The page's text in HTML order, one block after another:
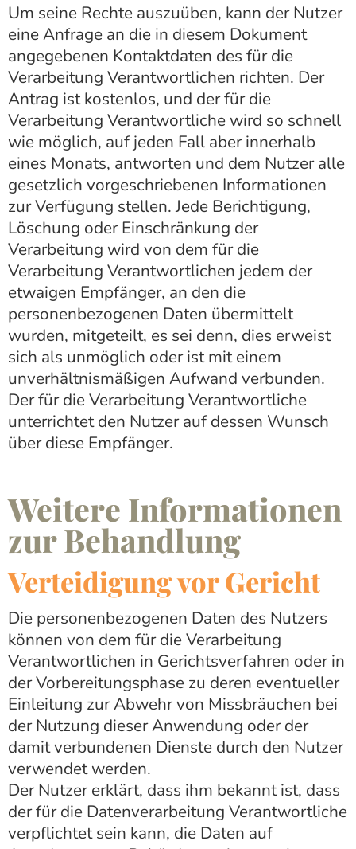
Um seine Rechte auszuüben, kann der Nutzer
eine Anfrage an die in diesem Dokument
angegebenen Kontaktdaten des für die
Verarbeitung Verantwortlichen richten. Der
Antrag ist kostenlos, und der für die
Verarbeitung Verantwortliche wird so schnell
wie möglich, auf jeden Fall aber innerhalb
eines Monats, antworten und dem Nutzer alle
gesetzlich vorgeschriebenen Informationen
zur Verfügung stellen. Jede Berichtigung,
Löschung oder Einschränkung der
Verarbeitung wird von dem für die
Verarbeitung Verantwortlichen jedem der
etwaigen Empfänger, an den die
personenbezogenen Daten übermittelt
wurden, mitgeteilt, es sei denn, dies erweist
sich als unmöglich oder ist mit einem
unverhältnismäßigen Aufwand verbunden.
Der für die Verarbeitung Verantwortliche
unterrichtet den Nutzer auf dessen Wunsch
über diese Empfänger.
Weitere Informationen
zur Behandlung
Verteidigung vor Gericht
Die personenbezogenen Daten des Nutzers
können von dem für die Verarbeitung
Verantwortlichen in Gerichtsverfahren oder in
der Vorbereitungsphase zu deren eventueller
Einleitung zur Abwehr von Missbräuchen bei
der Nutzung dieser Anwendung oder der
damit verbundenen Dienste durch den Nutzer
verwendet werden.
Der Nutzer erklärt, dass ihm bekannt ist, dass
der für die Datenverarbeitung Verantwortliche
verpflichtet sein kann, die Daten auf